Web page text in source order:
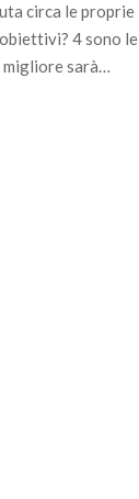
circa le proprie
4 sono le
migliore sarà…